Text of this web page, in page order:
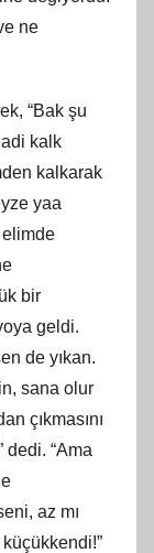
ne
“Bak şu
kalk
kalkarak
yaa
elimde
bir
geldi.
de yıkan.
sana olur
çıkmasını
dedi. “Ama
az mı
küçükkendi!”